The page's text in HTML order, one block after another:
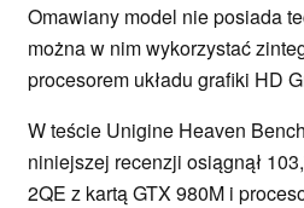
Omawiany model nie posiada
można w nim wykorzystać
procesorem układu grafiki HD
W teście Unigine Heaven
niniejszej recenzji osiągnął
2QE z kartą GTX 980M i